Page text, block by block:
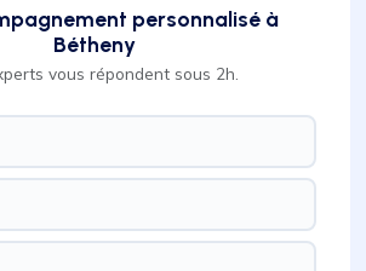
personnalisé à
Bétheny
vous répondent sous 2h.